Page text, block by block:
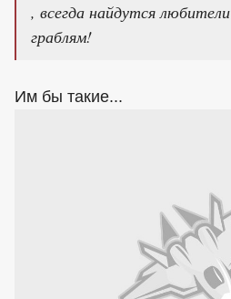
, всегда найдутся
граблям!
Им бы такие...